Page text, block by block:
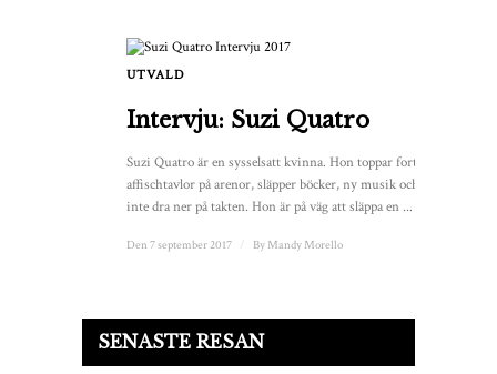
UTVALD
Intervju: Suzi Quatro
Suzi Quatro är en sysselsatt kvinna. Hon toppar fortfarande
affischtavlor på arenor, släpper böcker, ny musik och verkar
inte dra ner på takten. Hon är på väg att släppa en ...
Den 7 september 2017 By Mandy Morello
SENASTE RESAN